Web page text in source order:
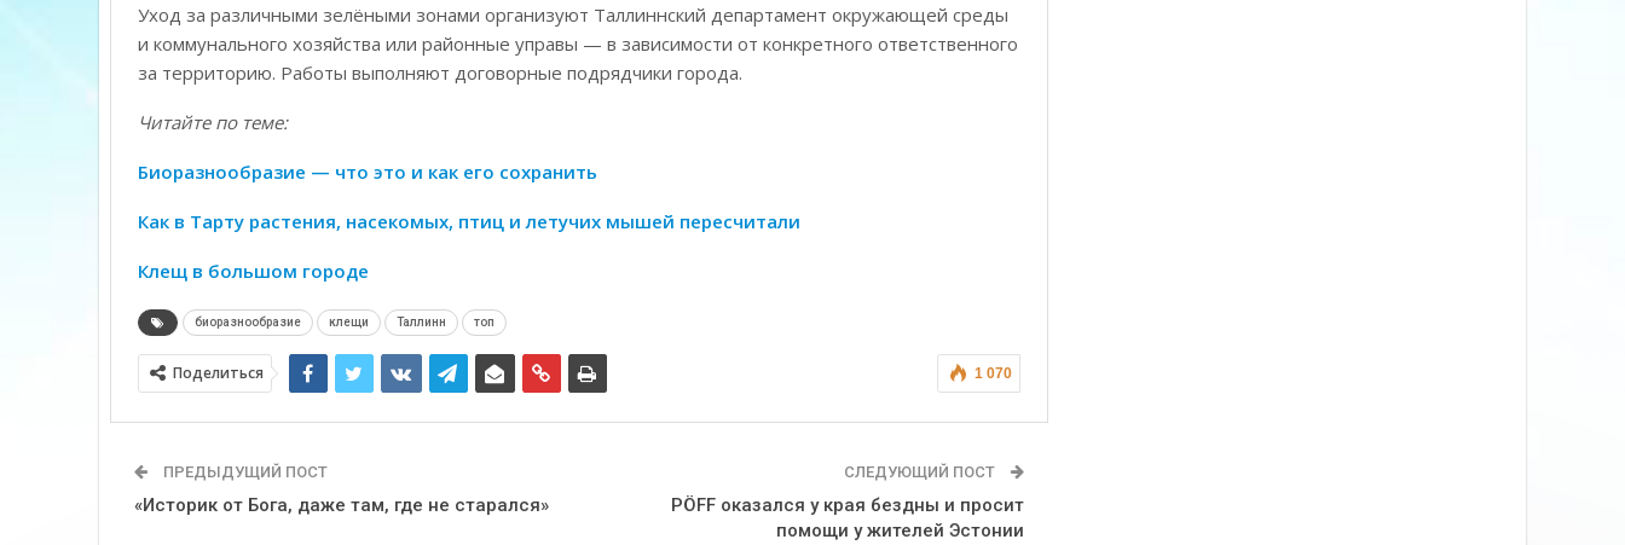
Уход за различными зелёными зонами организуют Таллиннский департамент окружающей среды
и коммунального хозяйства или районные управы — в зависимости от конкретного ответственного
за территорию. Работы выполняют договорные подрядчики города.
Читайте по теме:
Биоразнообразие — что это и как его сохранить
Как в Тарту растения, насекомых, птиц и летучих мышей пересчитали
Клещ в большом городе
биоразнообразие клещи Таллинн топ
1 070
Поделиться
ПРЕДЫДУЩИЙ ПОСТ
«Историк от Бога, даже там, где не старался»
СЛЕДУЮЩИЙ ПОСТ
PÖFF оказался у края бездны и просит
помощи у жителей Эстонии